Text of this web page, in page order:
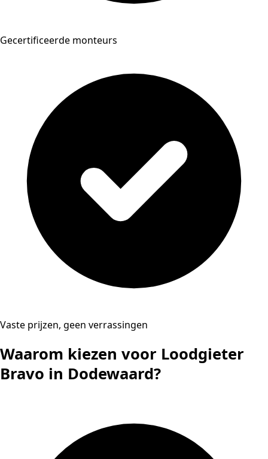
Gecertificeerde monteurs
Vaste prijzen, geen verrassingen
Waarom kiezen voor Loodgieter
Bravo in Dodewaard?